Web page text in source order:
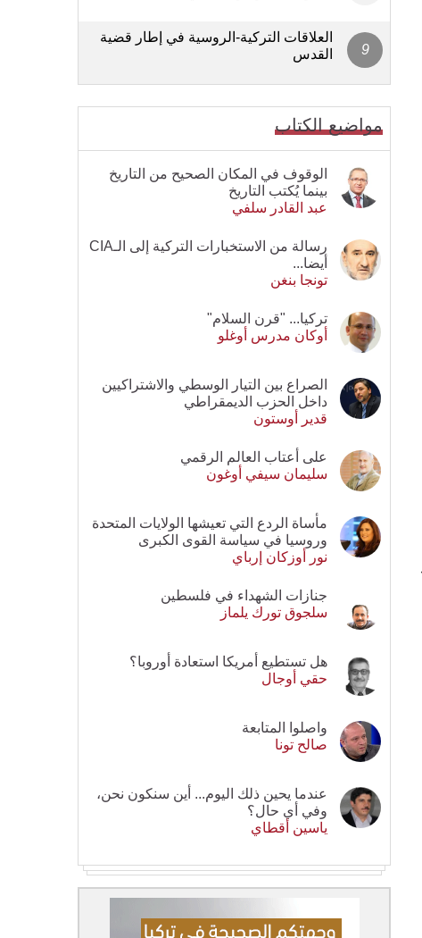
العلاقات التركية-الروسية في إطار قضية
القدس
مواضيع الكتاب
الوقوف في المكان الصحيح من التاريخ
بينما يُكتب التاريخ
عبد القادر سلفي
رسالة من الاستخبارات التركية إلى الـCIA
أيضا...
تونجا بنغن
تركيا... "قرن السلام"
أوكان مدرس أوغلو
الصراع بين التيار الوسطي والاشتراكيين
داخل الحزب الديمقراطي
قدير أوستون
على أعتاب العالم الرقمي
سليمان سيفي أوغون
مأساة الردع التي تعيشها الولايات المتحدة
وروسيا في سياسة القوى الكبرى
نور أوزكان إرباي
جنازات الشهداء في فلسطين
سلجوق تورك يلماز
هل تستطيع أمريكا استعادة أوروبا؟
حقي أوجال
واصلوا المتابعة
صالح تونا
عندما يحين ذلك اليوم... أين سنكون نحن،
وفي أي حال؟
ياسين أقطاي